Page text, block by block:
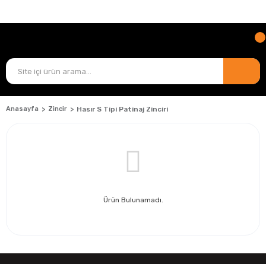
Anasayfa Zincir Hasır S Tipi Patinaj Zinciri
Ürün Bulunamadı.